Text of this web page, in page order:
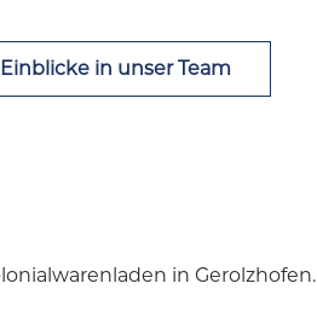
in unser Team
in Gerolzhofen.